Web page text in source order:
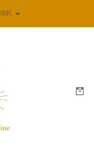
SEK